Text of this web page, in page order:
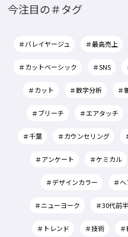
今注目の＃タグ
＃バレイヤージュ ＃最高売上
＃カットベーシック ＃SNS
＃カット ＃数字分析 ＃
＃ブリーチ ＃エアタッチ
＃千葉 ＃カウンセリング
＃アンケート ＃ケミカル
＃デザインカラー ＃
＃ニューヨーク ＃30代前半
＃トレンド ＃技術